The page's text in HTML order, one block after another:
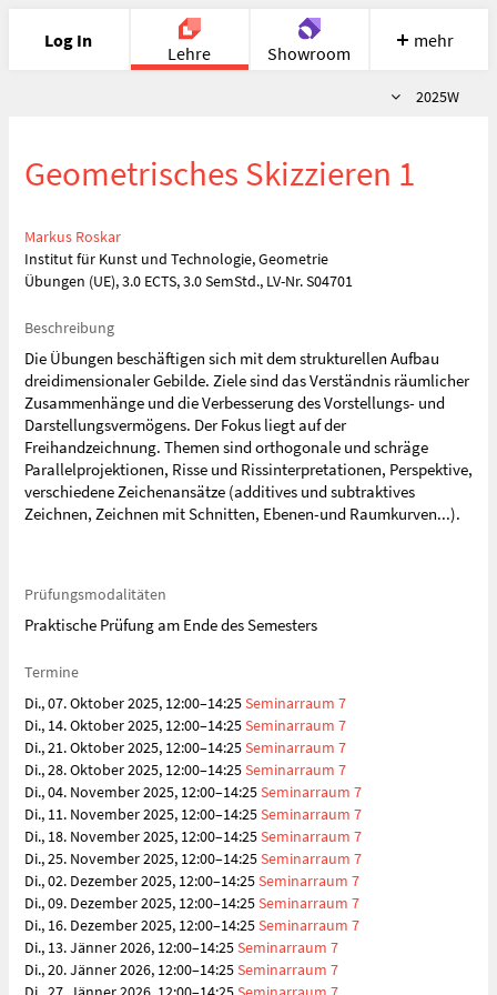
Log In
Lehre Showroom
Meet Recherche
mehr
Semester
2025W
Geometrisches Skizzieren 1
Markus Roskar
Institut für Kunst und Technologie, Geometrie
Übungen (UE), 3.0 ECTS, 3.0 SemStd., LV-Nr. S04701
Beschreibung
Die Übungen beschäftigen sich mit dem strukturellen Aufbau
dreidimensionaler Gebilde. Ziele sind das Verständnis räumlicher
Zusammenhänge und die Verbesserung des Vorstellungs- und
Darstellungsvermögens. Der Fokus liegt auf der
Freihandzeichnung. Themen sind orthogonale und schräge
Parallelprojektionen, Risse und Rissinterpretationen, Perspektive,
verschiedene Zeichenansätze (additives und subtraktives
Zeichnen, Zeichnen mit Schnitten, Ebenen-und Raumkurven...).
Prüfungsmodalitäten
Praktische Prüfung am Ende des Semesters
Termine
Di., 07. Oktober 2025, 12:00–14:25Seminarraum 7
Di., 14. Oktober 2025, 12:00–14:25Seminarraum 7
Di., 21. Oktober 2025, 12:00–14:25Seminarraum 7
Di., 28. Oktober 2025, 12:00–14:25Seminarraum 7
Di., 04. November 2025, 12:00–14:25Seminarraum 7
Di., 11. November 2025, 12:00–14:25Seminarraum 7
Di., 18. November 2025, 12:00–14:25Seminarraum 7
Di., 25. November 2025, 12:00–14:25Seminarraum 7
Di., 02. Dezember 2025, 12:00–14:25Seminarraum 7
Di., 09. Dezember 2025, 12:00–14:25Seminarraum 7
Di., 16. Dezember 2025, 12:00–14:25Seminarraum 7
Di., 13. Jänner 2026, 12:00–14:25Seminarraum 7
Di., 20. Jänner 2026, 12:00–14:25Seminarraum 7